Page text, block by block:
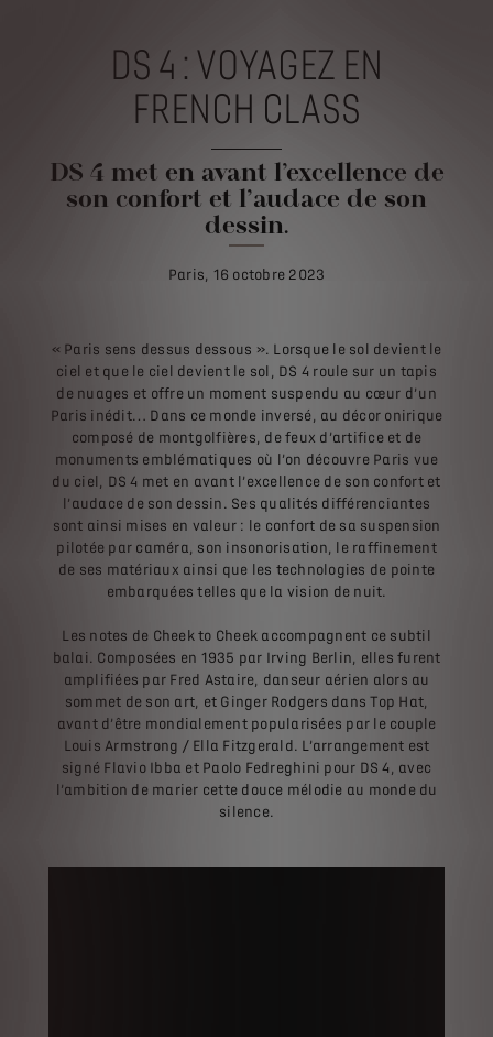
DS 4 : VOYAGEZ EN
FRENCH CLASS
DS 4 met en avant l’excellence de
son confort et l’audace de son
dessin.
Paris, 16 octobre 2023
« Paris sens dessus dessous ». Lorsque le sol devient le
ciel et que le ciel devient le sol, DS 4 roule sur un tapis
de nuages et offre un moment suspendu au cœur d’un
Paris inédit… Dans ce monde inversé, au décor onirique
composé de montgolfières, de feux d’artifice et de
monuments emblématiques où l’on découvre Paris vue
du ciel, DS 4 met en avant l’excellence de son confort et
l’audace de son dessin. Ses qualités différenciantes
sont ainsi mises en valeur : le confort de sa suspension
pilotée par caméra, son insonorisation, le raffinement
de ses matériaux ainsi que les technologies de pointe
embarquées telles que la vision de nuit.
Les notes de Cheek to Cheek accompagnent ce subtil
balai. Composées en 1935 par Irving Berlin, elles furent
amplifiées par Fred Astaire, danseur aérien alors au
sommet de son art, et Ginger Rodgers dans Top Hat,
avant d’être mondialement popularisées par le couple
Louis Armstrong / Ella Fitzgerald. L’arrangement est
signé Flavio Ibba et Paolo Fedreghini pour DS 4, avec
l’ambition de marier cette douce mélodie au monde du
silence.